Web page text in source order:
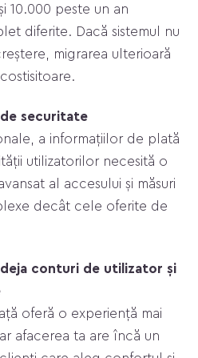
10.000 peste un an
diferite. Dacă sistemul nu
migrarea ulterioară
securitate
a informațiilor de plată
utilizatorilor necesită o
al accesului și măsuri
decât cele oferite de
conturi de utilizator și
oferă o experiență mai
afacerea ta are încă un